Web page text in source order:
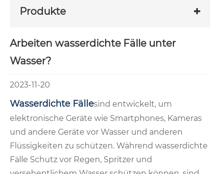
Produkte
Arbeiten wasserdichte Fälle unter
Wasser?
2023-11-20
Wasserdichte Fällesind entwickelt, um
elektronische Geräte wie Smartphones, Kameras
und andere Geräte vor Wasser und anderen
Flüssigkeiten zu schützen. Während wasserdichte
Fälle Schutz vor Regen, Spritzer und